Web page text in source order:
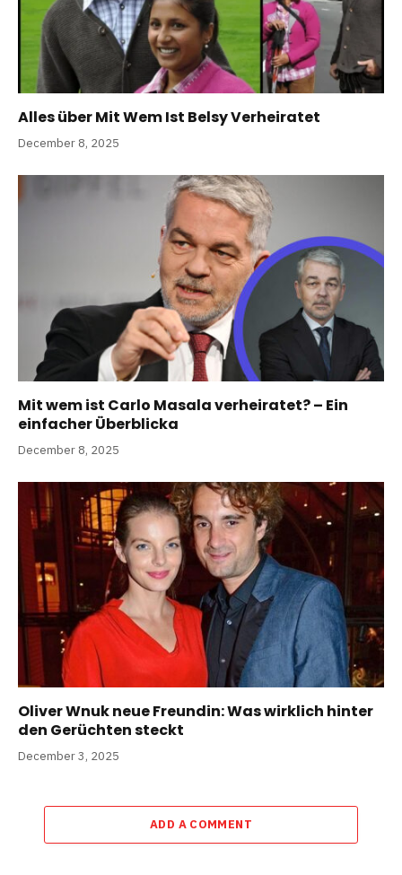
Alles über Mit Wem Ist Belsy Verheiratet
December 8, 2025
Mit wem ist Carlo Masala verheiratet? – Ein
einfacher Überblicka
December 8, 2025
Oliver Wnuk neue Freundin: Was wirklich hinter
den Gerüchten steckt
December 3, 2025
ADD A COMMENT